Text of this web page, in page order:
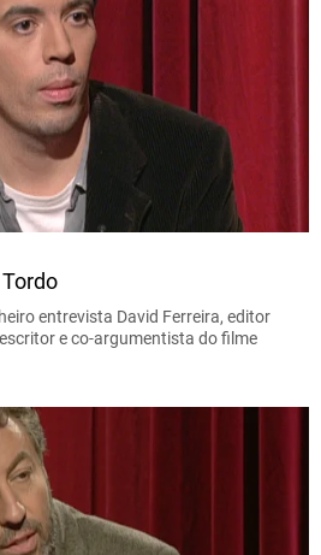
entrevista David Ferreira, editor
e co-argumentista do filme